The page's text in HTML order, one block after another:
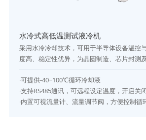
水冷式高低温测试液冷机
采用水冷冷却技术，可用于半导体设备温控
度高、稳定性优异，为晶圆制造、芯片封测
·可提供-40~100℃循环冷却液
·支持RS485通讯，可远程设定温度，开启关
·内置可视流量计、流量调节阀，方便控制循